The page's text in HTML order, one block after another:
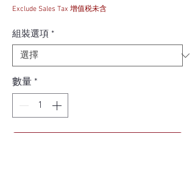
Exclude Sales Tax 增值税未含
組裝選項 *
數量 *